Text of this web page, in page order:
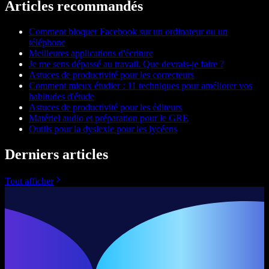
Articles recommandés
Comment bloquer Facebook sur un ordinateur ou un
téléphone
Meilleures applications d'écriture
Je me sens dépassé au travail. Que devrais-je faire ?
Astuces de productivité pour les correcteurs
Comment mieux étudier : 11 techniques pour améliorer vos
habitudes d'étude
Astuces de productivité pour les éditeurs
Matériel audio et préparation pour le GRE
Outils pour la dyslexie pour les lycéens
Derniers articles
Tout afficher